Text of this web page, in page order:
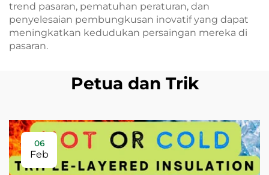
trend pasaran, pematuhan peraturan, dan
penyelesaian pembungkusan inovatif yang dapat
meningkatkan kedudukan persaingan mereka di
pasaran.
Petua dan Trik
06
Feb